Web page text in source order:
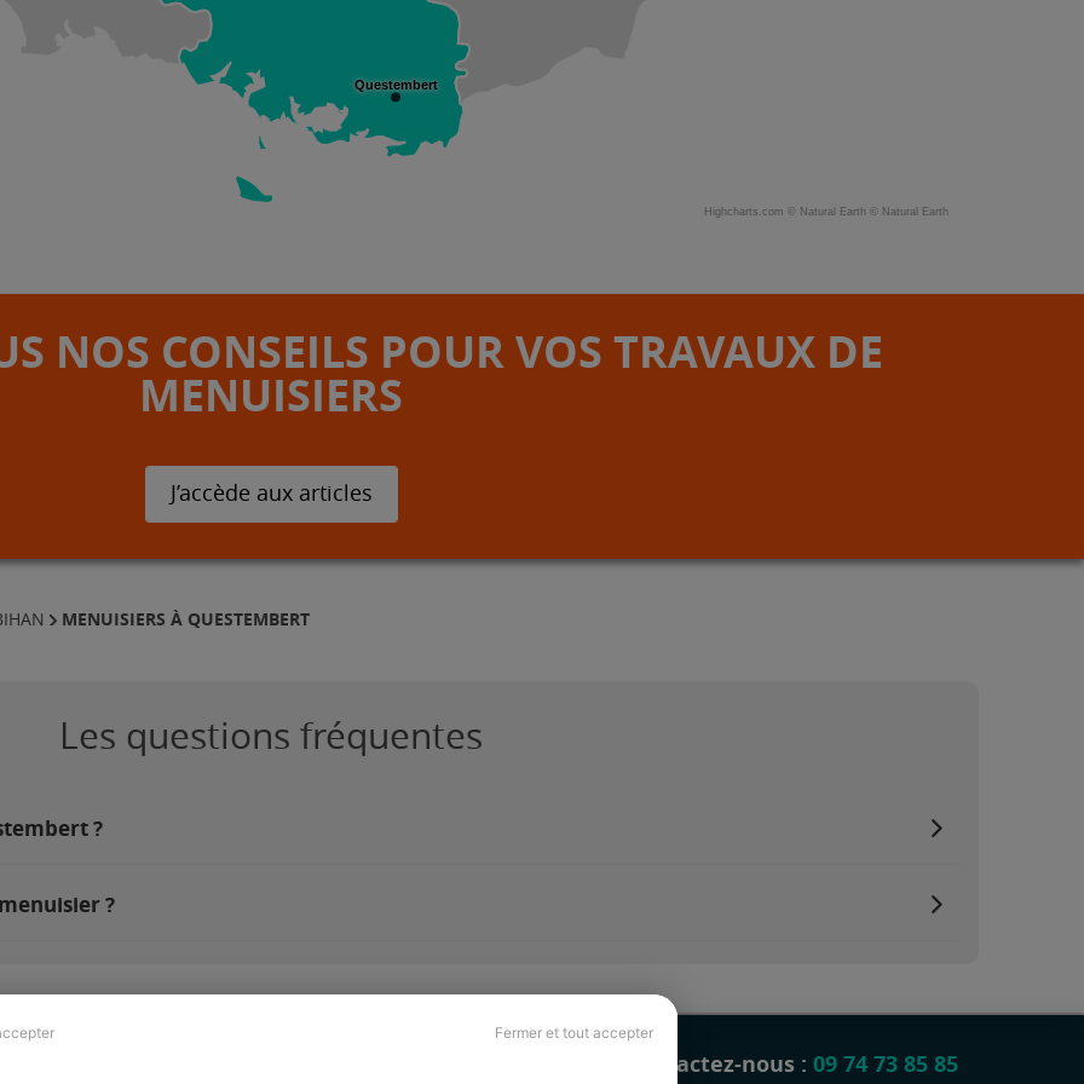
Fermer et tout accepter
Questembert
Highcharts.com © Natural Earth © Natural Earth
NOS CONSEILS POUR VOS TRAVAUX DE
MENUISIERS
J’accède aux articles
MENUISIERS À QUESTEMBERT
Les questions fréquentes
?
?
Contactez-nous : 09 74 73 85 85